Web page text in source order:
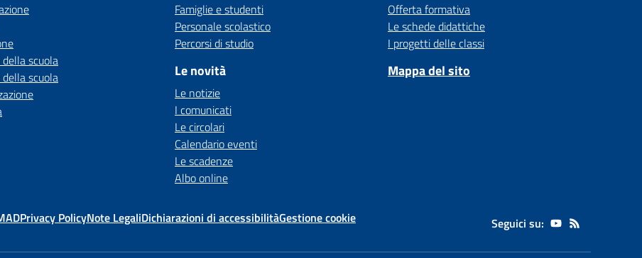
scuola
scuola
Famiglie e studenti
Personale scolastico
Percorsi di studio
Le novità
Le notizie
I comunicati
Le circolari
Calendario eventi
Le scadenze
Albo online
Offerta formativa
Le schede didattiche
I progetti delle classi
Mappa del sito
Privacy PolicyNote LegaliDichiarazioni di accessibilitàGestione cookie Seguici su: